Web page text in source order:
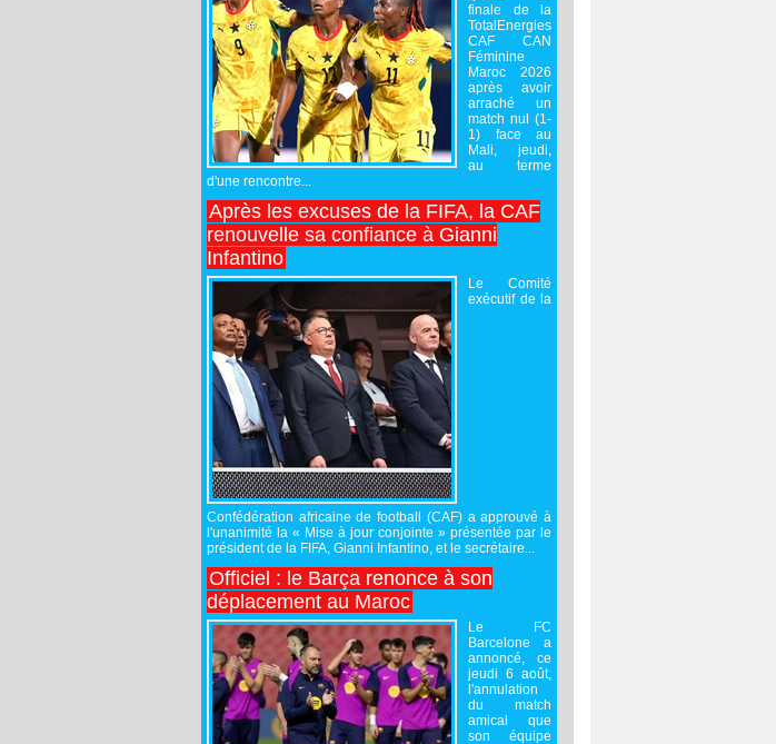
finale de la
TotalEnergies
CAF CAN
Féminine
Maroc 2026
après avoir
arraché un
match nul (1-
1) face au
Mali, jeudi,
au terme
d'une rencontre...
Après les excuses de la FIFA, la CAF
renouvelle sa confiance à Gianni
Infantino
Le Comité
exécutif de la
Confédération africaine de football (CAF) a approuvé à
l'unanimité la « Mise à jour conjointe » présentée par le
président de la FIFA, Gianni Infantino, et le secrétaire...
Officiel : le Barça renonce à son
déplacement au Maroc
Le FC
Barcelone a
annoncé, ce
jeudi 6 août,
l'annulation
du match
amical que
son équipe